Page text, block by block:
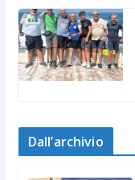
Dall’archivio